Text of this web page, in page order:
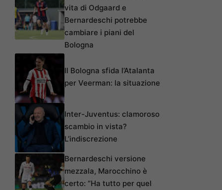
vita di Odgaard e
Bernardeschi potrebbe
cambiare i piani del
Bologna
Il Bologna sfida l’Atalanta
per Veerman: la situazione
Inter-Juventus: clamoroso
scambio in vista?
L’indiscrezione
Bernardeschi versione
mezzala, Marocchino è
certo: “Ha tutto per quel